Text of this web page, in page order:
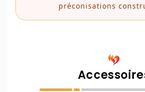
préconisations